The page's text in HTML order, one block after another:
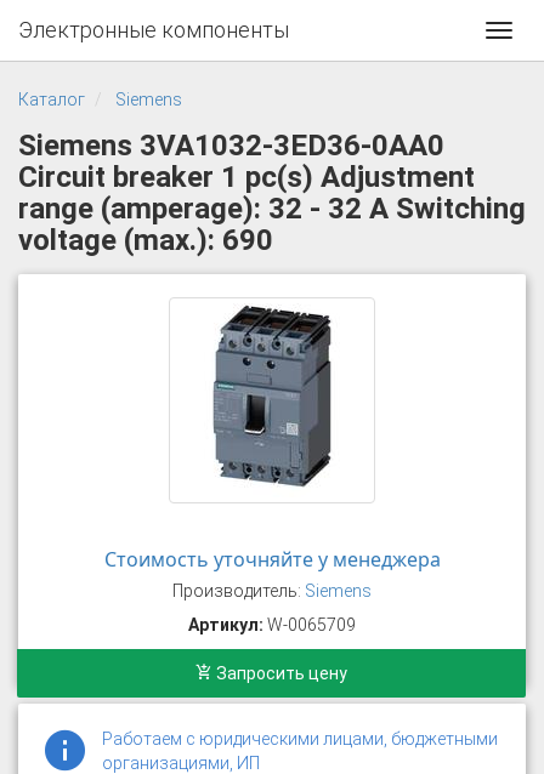
Электронные компоненты
Каталог Siemens
Siemens 3VA1032-3ED36-0AA0
Circuit breaker 1 pc(s) Adjustment
range (amperage): 32 - 32 A Switching
voltage (max.): 690
Стоимость уточняйте у менеджера
Производитель: Siemens
Артикул: W-0065709
Запросить цену
Работаем с юридическими лицами, бюджетными
организациями, ИП